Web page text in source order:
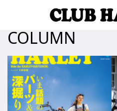
COLUMN